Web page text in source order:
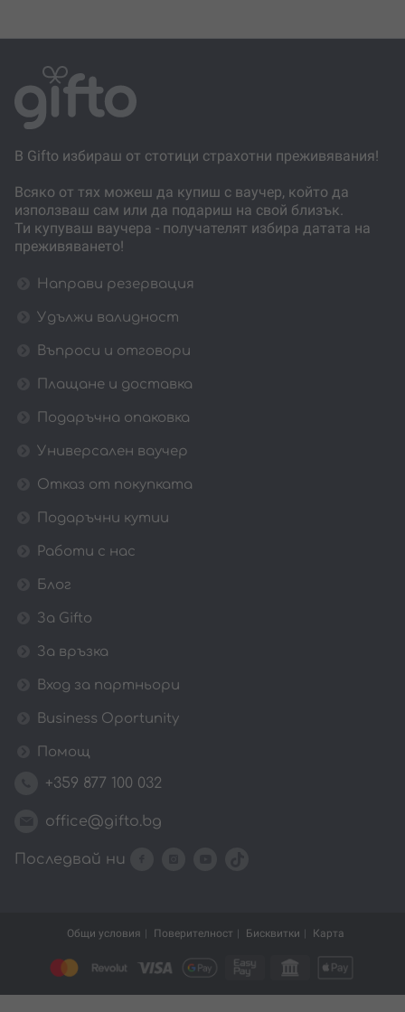
В Gifto избираш от стотици страхотни преживявания!
Всяко от тях можеш да купиш с ваучер, който да
използваш сам или да подариш на свой близък.
Ти купуваш ваучера - получателят избира датата на
преживяването!
Направи резервация
Удължи валидност
Въпроси и отговори
Плащане и доставка
Подаръчна опаковка
Универсален ваучер
Отказ от покупката
Подаръчни кутии
Работи с нас
Блог
За Gifto
За връзка
Вход за партньори
Business Oportunity
Помощ
+359 877 100 032
office@gifto.bg
Последвай ни
Общи условия Поверителност Бисквитки Карта